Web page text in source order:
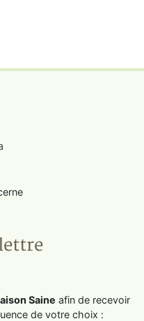
Saine afin de recevoir
de votre choix :